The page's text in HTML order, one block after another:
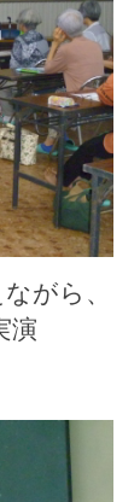
がら、
演